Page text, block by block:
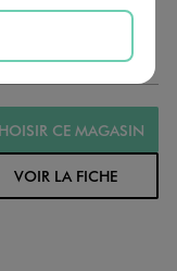
CE MAGASIN
VOIR LA FICHE